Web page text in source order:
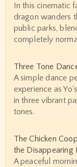
In this cinematic
dragon wanders
public parks,
completely
Three Tone
A simple dance
experience as
in three vibrant
tones.
The Chicken
the Disappearing
A peaceful